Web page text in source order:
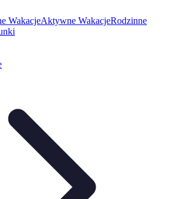
WakacjeAktywne WakacjeRodzinne